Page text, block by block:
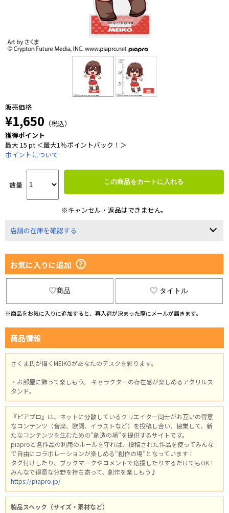
販売価格
¥1,650 （税込）
獲得ポイント
最大 15 pt ＜最大1％ポイントバック！＞
ポイントについて
数量 この商品をカートに入れる
※キャンセル・返品はできません。
店舗の在庫を確認する
お気に入りに追加
商品 タイトル
※商品をお気に入りに追加すると、再入荷が決まった際にメールが届きます。
商品情報
さくま氏が描くMEIKOがあなたのデスクを彩ります。
・お部屋に飾って楽しもう。 キャラクターの存在感が楽しめるアクリルス
タンド。
『ピアプロ』は、ネットに分散しているクリエイター同士がお互いの得意
なコンテンツ（音楽、歌詞、イラストなど）を投稿し合い、協業して、新
たなコンテンツを生むための“創造の場”を提供するサイトです。
piaproと各作品の利用のルールを守れば、投稿された作品を使ってみんな
で自由にコラボレーションが楽しめる“創作の場”となっています！
タグ付けしたり、ブックマークやコメントで応援したりするだけでもOK！
みんなで得意な分野を持ち寄って、創作を楽しもう♪
https://piapro.jp/
製品スペック（サイズ・素材など）